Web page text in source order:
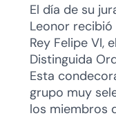
El día de su
Leonor recibió
Rey Felipe VI,
Distinguida
Esta
grupo muy
los miembros